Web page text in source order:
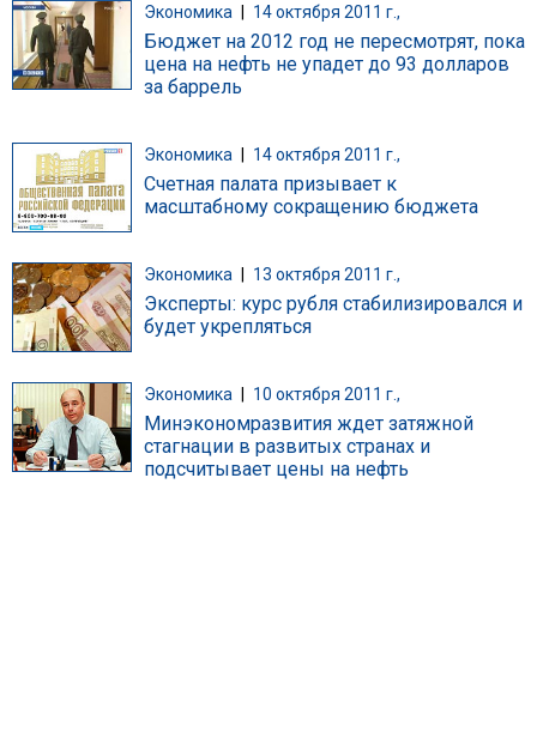
Экономика | 14 октября 2011 г.,
Бюджет на 2012 год не пересмотрят, пока
цена на нефть не упадет до 93 долларов
за баррель
Экономика 14 октября 2011 г.,
Счетная палата призывает к
масштабному сокращению бюджета
Экономика 13 октября 2011 г.,
Эксперты: курс рубля стабилизировался и
будет укрепляться
Экономика 10 октября 2011 г.,
Минэкономразвития ждет затяжной
стагнации в развитых странах и
подсчитывает цены на нефть